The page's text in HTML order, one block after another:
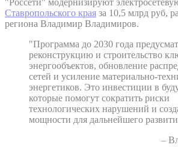
Ставропольского края за 10,5 млрд руб,
региона Владимир Владимиров.
"Программа до 2030 года
реконструкцию и строительство
энергообъектов, обновление
сетей и усиление материально-
энергетиков. Это инвестиции в
которые помогут сократить риски
технологических нарушений и
мощности для дальнейшего
–